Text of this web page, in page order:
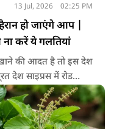
13 Jul, 2026 02:25 PM
हो जाएंगे आप |
करें ये गलतियां
की आदत है तो इस देश
देश साइप्रस में रोड
रूल्स के मुताबिक़ गाड़ी
सिर्फ ड्राइविंग पर ही
भी खाना पीना यहाँ मना